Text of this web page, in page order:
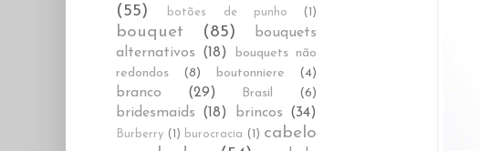
(55)
botões de punho (1)
bouquet (85)
bouquets
alternativos
(18)
bouquets não
redondos
(8) boutonniere (4)
branco (29) Brasil (6)
bridesmaids (18) brincos (34)
Burberry (1) burocracia (1) cabelo